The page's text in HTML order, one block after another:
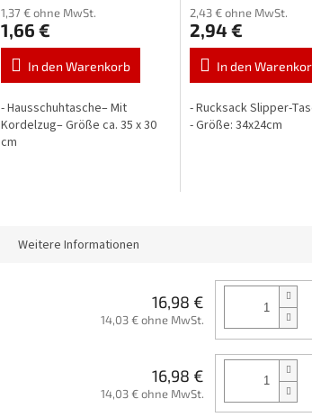
1,37 € ohne MwSt.
1,66 €
In den Warenkorb
- Hausschuhtasche– Mit
Kordelzug– Größe ca. 35 x 30
cm
2,43 € ohne MwSt.
2,94 €
In den
- Rucksack Slipper-
- Größe: 34x24cm
Weitere Informationen
16,98 €
14,03 € ohne MwSt.
16,98 €
14,03 € ohne MwSt.